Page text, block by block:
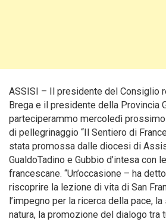
ASSISI – Il presidente del Consiglio
Brega e il presidente della Provincia
parteciperammo mercoledì prossimo
di pellegrinaggio “Il Sentiero di
stata promossa dalle diocesi di
GualdoTadino e Gubbio d’intesa con
francescane. “Un’occasione – ha
riscoprire la lezione di vita di San
l’impegno per la ricerca della pace,
natura, la promozione del dialogo tra